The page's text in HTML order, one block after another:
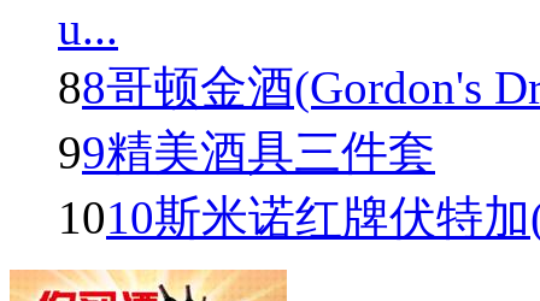
u...
88哥顿金酒(Gordon's
99精美酒具三件套
1010斯米诺红牌伏特